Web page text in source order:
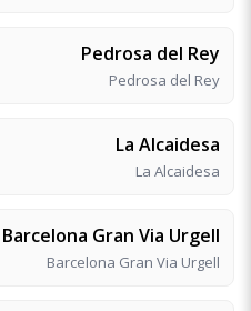
Pedrosa del Rey
Pedrosa del Rey
La Alcaidesa
La Alcaidesa
Barcelona Gran Via Urgell
Barcelona Gran Via Urgell